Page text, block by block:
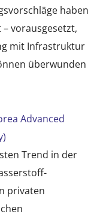
haben
vorausgesetzt,
mit Infrastruktur
überwunden
Advanced
Trend in der
privaten